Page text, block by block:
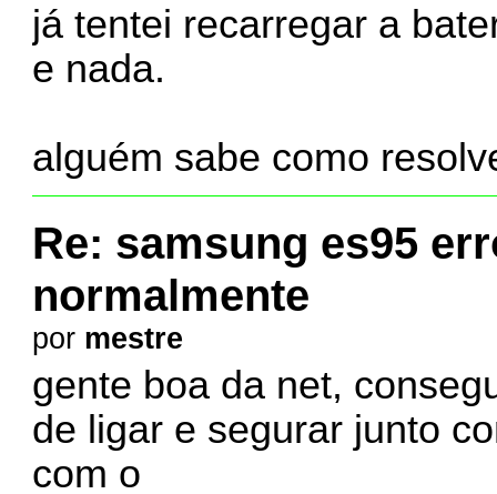
já tentei recarregar a
e nada.
alguém sabe como
Re: samsung es95
normalmente
por mestre
gente boa da net,
de ligar e segurar junto
com o